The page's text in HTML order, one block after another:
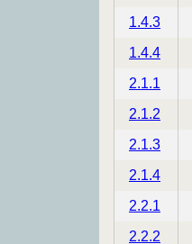
1.4.3
1.4.4
2.1.1
2.1.2
2.1.3
2.1.4
2.2.1
2.2.2